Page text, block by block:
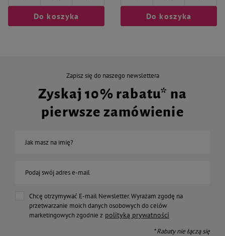
Do koszyka Do koszyka
Zapisz się do naszego newslettera
Zyskaj 10% rabatu* na
pierwsze zamówienie
Jak masz na imię?
Podaj swój adres e-mail
Chcę otrzymywać E-mail Newsletter. Wyrażam zgodę na
przetwarzanie moich danych osobowych do celów
marketingowych zgodnie z polityką prywatności
* Rabaty nie łączą się